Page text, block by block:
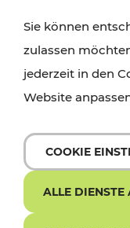
Sie können
zulassen
jederzeit in den
Website
COOKIE
ALLE DIENSTE